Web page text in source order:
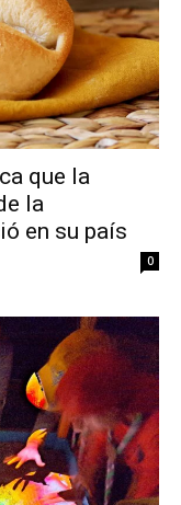
que la
la
en su país
0